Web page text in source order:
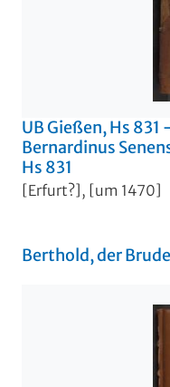
UB Gießen, Hs
Bernardinus
Hs 831
[Erfurt?], [um 1470]
Berthold, der